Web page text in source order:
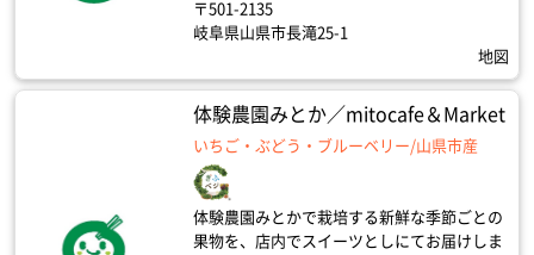
〒501-2135
岐阜県山県市長滝25-1
地図
体験農園みとか／mitocafe＆Market
いちご・ぶどう・ブルーベリー/山県市産
体験農園みとかで栽培する新鮮な季節ごとの
果物を、店内でスイーツとしにてお届けしま